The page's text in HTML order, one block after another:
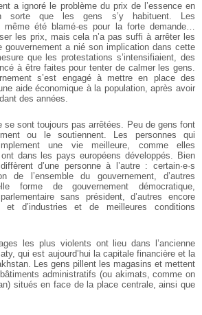
a ignoré le problème du prix de l’essence en
sorte que les gens s’y habituent. Les
même été blamé·es pour la forte demande…
les prix, mais cela n’a pas suffi à arrêter les
gouvernement a nié son implication dans cette
que les protestations s’intensifiaient, des
à être faites pour tenter de calmer les gens.
s’est engagé à mettre en place des
aide économique à la population, après avoir
des années.
se sont toujours pas arrêtées. Peu de gens font
ou le soutiennent. Les personnes qui
une vie meilleure, comme elles
dans les pays européens développés. Bien
d’une personne à l’autre : certain·e·s
de l’ensemble du gouvernement, d’autres
forme de gouvernement démocratique,
sans président, d’autres encore
et d’industries et de meilleures conditions
les plus violents ont lieu dans l’ancienne
qui est aujourd’hui la capitale financière et la
Les gens pillent les magasins et mettent
administratifs (ou akimats, comme on
situés en face de la place centrale, ainsi que